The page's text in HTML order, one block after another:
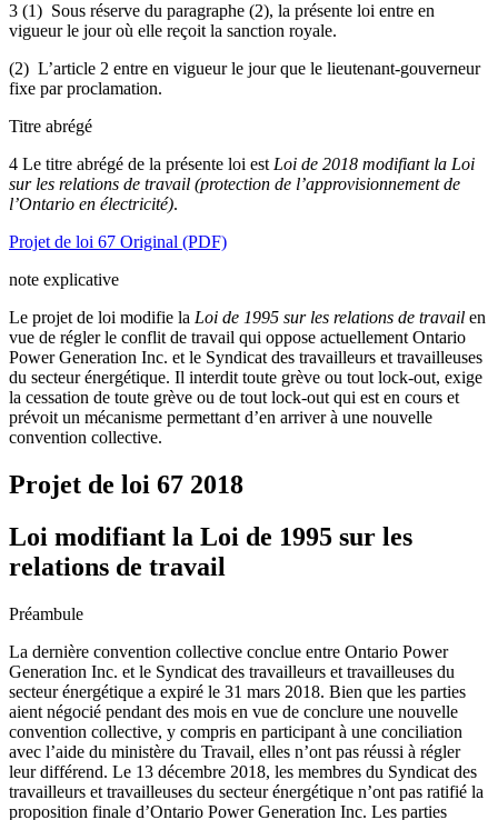
3 (1) Sous réserve du paragraphe (2), la présente loi entre en
vigueur le jour où elle reçoit la sanction royale.
(2) L’article 2 entre en vigueur le jour que le lieutenant-gouverneur
fixe par proclamation.
Titre abrégé
4 Le titre abrégé de la présente loi est Loi de 2018 modifiant la Loi
sur les relations de travail (protection de l’approvisionnement de
l’Ontario en électricité).
Projet de loi 67 Original (PDF)
note explicative
Le projet de loi modifie la Loi de 1995 sur les relations de travail en
vue de régler le conflit de travail qui oppose actuellement Ontario
Power Generation Inc. et le Syndicat des travailleurs et travailleuses
du secteur énergétique. Il interdit toute grève ou tout lock-out, exige
la cessation de toute grève ou de tout lock-out qui est en cours et
prévoit un mécanisme permettant d’en arriver à une nouvelle
convention collective.
Projet de loi 67 2018
Loi modifiant la Loi de 1995 sur les
relations de travail
Préambule
La dernière convention collective conclue entre Ontario Power
Generation Inc. et le Syndicat des travailleurs et travailleuses du
secteur énergétique a expiré le 31 mars 2018. Bien que les parties
aient négocié pendant des mois en vue de conclure une nouvelle
convention collective, y compris en participant à une conciliation
avec l’aide du ministère du Travail, elles n’ont pas réussi à régler
leur différend. Le 13 décembre 2018, les membres du Syndicat des
travailleurs et travailleuses du secteur énergétique n’ont pas ratifié la
proposition finale d’Ontario Power Generation Inc. Les parties